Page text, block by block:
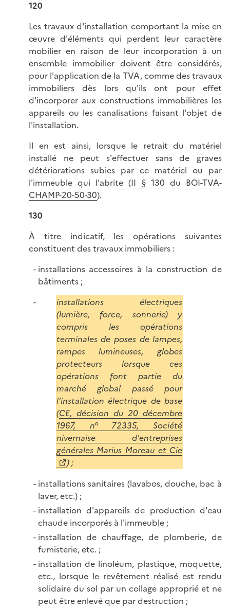
120
Les travaux d'installation comportant la mise en
œuvre d'éléments qui perdent leur caractère
mobilier en raison de leur incorporation à un
ensemble immobilier doivent être considérés,
pour l'application de la TVA, comme des travaux
immobiliers dès lors qu'ils ont pour effet
d'incorporer aux constructions immobilières les
appareils ou les canalisations faisant l'objet de
l'installation.
Il en est ainsi, lorsque le retrait du matériel
installé ne peut s'effectuer sans de graves
détériorations subies par ce matériel ou par
l'immeuble qui l'abrite (II § 130 du BOI-TVA-
CHAMP-20-50-30).
130
À titre indicatif, les opérations suivantes
constituent des travaux immobiliers :
installations accessoires à la construction de
bâtiments ;
installations électriques
(lumière, force, sonnerie) y
compris les opérations
terminales de poses de lampes,
rampes lumineuses, globes
protecteurs lorsque ces
opérations font partie du
marché global passé pour
l'installation électrique de base
(CE, décision du 20 décembre
1967, n° 72335, Société
nivernaise d'entreprises
générales Marius Moreau et Cie
) ;
installations sanitaires (lavabos, douche, bac à
laver, etc.) ;
installation d'appareils de production d'eau
chaude incorporés à l'immeuble ;
installation de chauffage, de plomberie, de
fumisterie, etc. ;
installation de linoléum, plastique, moquette,
etc., lorsque le revêtement réalisé est rendu
solidaire du sol par un collage approprié et ne
peut être enlevé que par destruction ;